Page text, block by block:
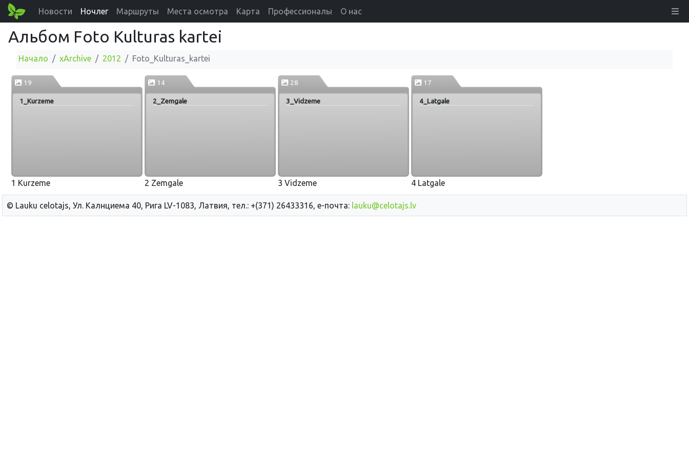
Новости Ночлег Маршруты Места осмотра Карта Профессионалы О нас
Альбом Foto Kulturas kartei
Начало xArchive 2012 Foto_Kulturas_kartei
19
1_Kurzeme
1 Kurzeme
14
2_Zemgale
2 Zemgale
28
3_Vidzeme
3 Vidzeme
17
4_Latgale
4 Latgale
© Lauku сelotajs, Ул. Калнциема 40, Рига LV-1083, Латвия, тел.: +(371) 26433316, е-почта: lauku@celotajs.lv